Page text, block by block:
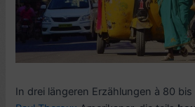
In drei längeren Erzählungen à 80